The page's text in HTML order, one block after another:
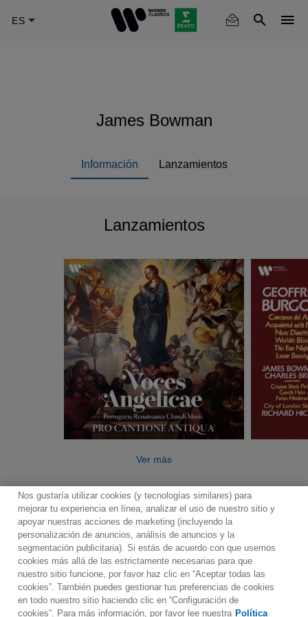
James Bowman
Información Lanzamientos
Lanzamientos
Ver más
Contacto Boletin informativo
Términos de Uso
Política de Privacidad
Mapa web
Política de cookies
Ajustes de Cookies
Nos gustaría utilizar cookies (y tecnologías similares) para
mejorar tu experiencia en línea, analizar el uso de nuestro sitio y
apoyar nuestras acciones de marketing (incluyendo la
personalización de anuncios, análisis de anuncios y la
segmentación publicitaria). Si estás de acuerdo con que usemos
cookies más allá de las estrictamente necesarias para que
nuestro sitio funcione, por favor haz clic en “Aceptar todas las
cookies”. También puedes gestionar tus preferencias de cookies
en todo nuestro sitio haciendo clic en “Configuración de
cookies”. Para más información, por favor lee nuestra Política